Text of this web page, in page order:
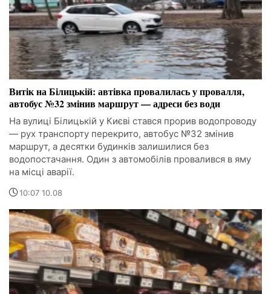
Витік на Білицькій: автівка провалилась у провалля,
автобус №32 змінив маршрут — адреси без води
На вулиці Білицькій у Києві стався прорив водопроводу
— рух транспорту перекрито, автобус №32 змінив
маршрут, а десятки будинків залишилися без
водопостачання. Один з автомобілів провалився в яму
на місці аварії.
10:07 10.08